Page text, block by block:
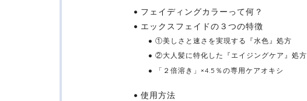
フェイディングカラーって何？
エックスフェイドの３つの特徴
①美しさと速さを実現する『水色』処方
②大人髪に特化した『エイジングケア』処方
「２倍溶き」×4.5％の専用ケアオキシ
使用方法